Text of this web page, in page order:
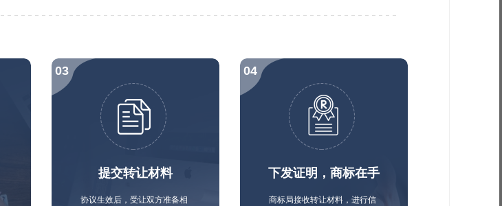
提交转让材料
协议生效后，受让双方准备相
下发证明，商标在手
商标局接收转让材料，进行信